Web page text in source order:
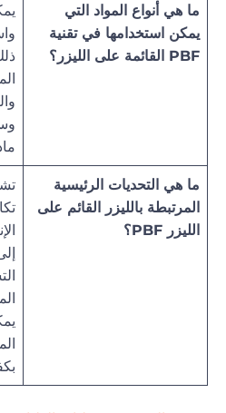
ما هي أنواع المواد التي
يمكن استخدامها في تقنية
PBF القائمة على الليزر؟
ما هي التحديات الرئيسية
المرتبطة بالليزر القائم على
الليزر PBF؟